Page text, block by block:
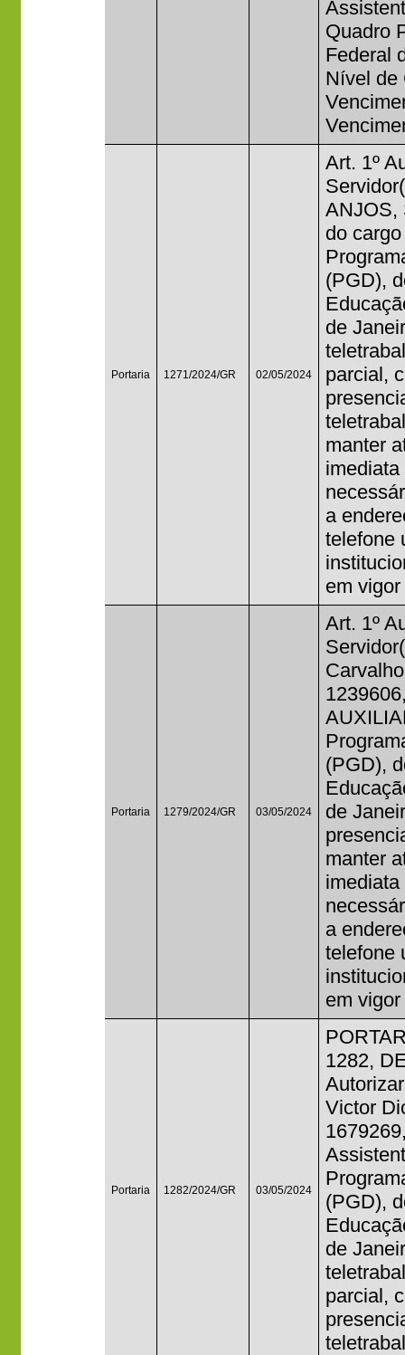
Quadro
Federal
Nível de
Portaria 1271/2024/GR 02/05/2024
Art. 1º
ANJOS,
do
(PGD),
de
parcial,
manter
a
telefone
em
Portaria 1279/2024/GR 03/05/2024
Art. 1º
(PGD),
de
manter
a
telefone
em
Portaria 1282/2024/GR 03/05/2024
1282,
Victor
(PGD),
de
parcial,